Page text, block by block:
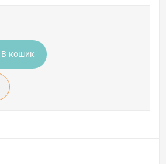
В кошик